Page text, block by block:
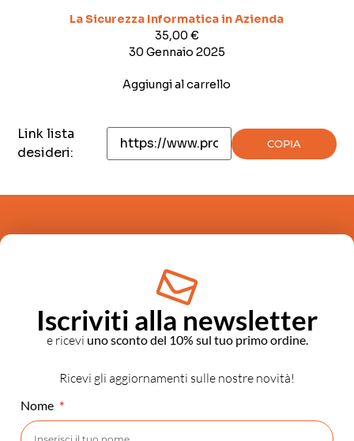
La Sicurezza Informatica in Azienda
35,00 €
30 Gennaio 2025
Aggiungi al carrello
Link lista
desideri:
COPIA
Iscriviti alla newsletter
e ricevi uno sconto del 10% sul tuo primo ordine.
Ricevi gli aggiornamenti sulle nostre novità!
Nome